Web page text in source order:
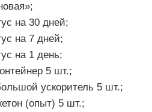
на 30 дней;
на 7 дней;
на 1 день;
5 шт.;
ускоритель 5 шт.;
(опыт) 5 шт.;